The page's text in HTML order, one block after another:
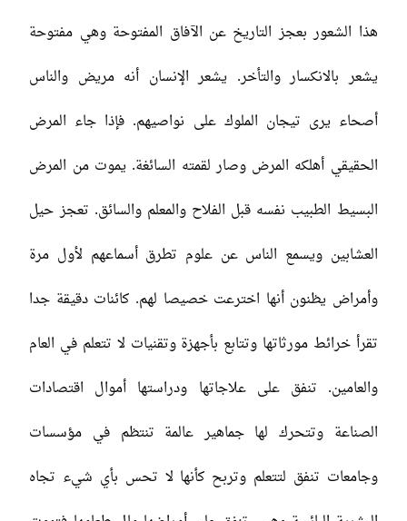
هذا الشعور بعجز التاريخ عن الآفاق المفتوحة وهي مفتوحة
يشعر بالانكسار والتأخر. يشعر الإنسان أنه مريض والناس
أصحاء يرى تيجان الملوك على نواصيهم. فإذا جاء المرض
الحقيقي أهلكه المرض وصار لقمته السائغة. يموت من المرض
البسيط الطبيب نفسه قبل الفلاح والمعلم والسائق. تعجز حيل
العشابين ويسمع الناس عن علوم تطرق أسماعهم لأول مرة
وأمراض يظنون أنها اخترعت خصيصا لهم. كائنات دقيقة جدا
تقرأ خرائط مورثاتها وتتابع بأجهزة وتقنيات لا تتعلم في العام
والعامين. تنفق على علاجاتها ودراستها أموال اقتصادات
الصناعة وتتحرك لها جماهير عالمة تنتظم في مؤسسات
وجامعات تنفق لتتعلم وتربح كأنها لا تحس بأي شيء تجاه